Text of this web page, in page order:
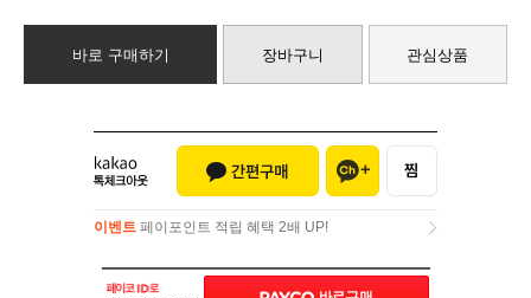
바로 구매하기 장바구니 관심상품
이벤트 페이포인트 적립 혜택 2배 UP!